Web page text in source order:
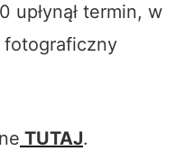
termin, w
fotograficzny
TUTAJ.